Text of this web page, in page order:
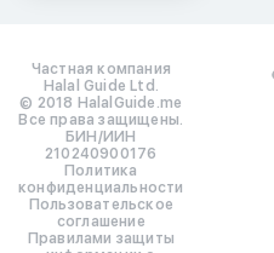
Частная компания
Halal Guide Ltd.
© 2018 HalalGuide.me
Все права защищены.
БИН/ИИН
210240900176
Политика
конфиденциальности
Пользовательское
соглашение
Правилами защиты